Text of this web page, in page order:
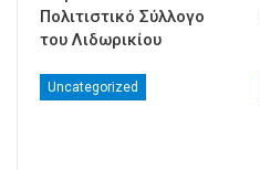
Πολιτιστικό Σύλλογο
του Λιδωρικίου
Uncategorized